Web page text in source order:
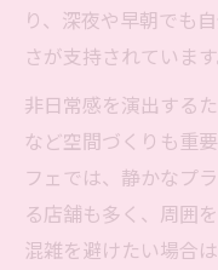
り、深夜や早朝でも
さが支持されています
非日常感を演出する
など空間づくりも重
フェでは、静かなプ
る店舗も多く、周囲
混雑を避けたい場合